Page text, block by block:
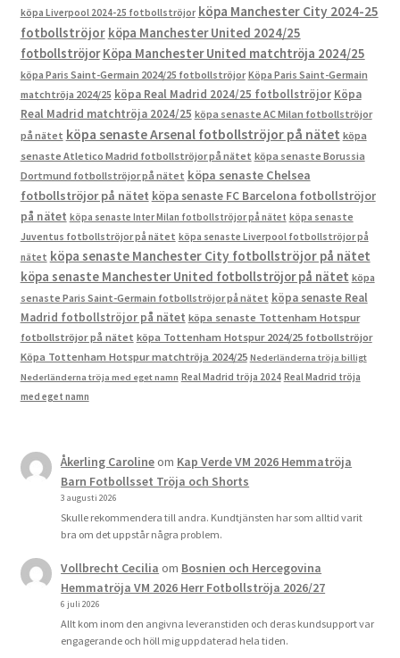
köpa Liverpool 2024-25 fotbollströjor köpa Manchester City 2024-25
fotbollströjor köpa Manchester United 2024/25
fotbollströjor Köpa Manchester United matchtröja 2024/25
köpa Paris Saint-Germain 2024/25 fotbollströjor Köpa Paris Saint-Germain
matchtröja 2024/25 köpa Real Madrid 2024/25 fotbollströjor Köpa
Real Madrid matchtröja 2024/25 köpa senaste AC Milan fotbollströjor
på nätet köpa senaste Arsenal fotbollströjor på nätet köpa
senaste Atletico Madrid fotbollströjor på nätet köpa senaste Borussia
Dortmund fotbollströjor på nätet köpa senaste Chelsea
fotbollströjor på nätet köpa senaste FC Barcelona fotbollströjor
på nätet köpa senaste Inter Milan fotbollströjor på nätet köpa senaste
Juventus fotbollströjor på nätet köpa senaste Liverpool fotbollströjor på
nätet köpa senaste Manchester City fotbollströjor på nätet
köpa senaste Manchester United fotbollströjor på nätet köpa
senaste Paris Saint-Germain fotbollströjor på nätet köpa senaste Real
Madrid fotbollströjor på nätet köpa senaste Tottenham Hotspur
fotbollströjor på nätet köpa Tottenham Hotspur 2024/25 fotbollströjor
Köpa Tottenham Hotspur matchtröja 2024/25 Nederländerna tröja billigt
Nederländerna tröja med eget namn Real Madrid tröja 2024 Real Madrid tröja
med eget namn
Åkerling Carolineom Kap Verde VM 2026 Hemmatröja
Barn Fotbollsset Tröja och Shorts
3 augusti 2026
Skulle rekommendera till andra. Kundtjänsten har som alltid varit
bra om det uppstår några problem.
Vollbrecht Cecilia om Bosnien och Hercegovina
Hemmatröja VM 2026 Herr Fotbollströja 2026/27
6 juli 2026
Allt kom inom den angivna leveranstiden och deras kundsupport var
engagerande och höll mig uppdaterad hela tiden.